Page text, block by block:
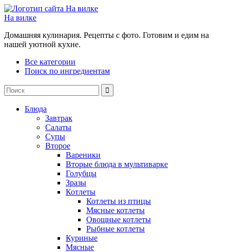
На вилке
Домашняя кулинария. Рецепты с фото. Готовим и едим на
нашей уютной кухне.
Все категории
Поиск по ингредиентам
Блюда
Завтрак
Салаты
Супы
Второе
Вареники
Вторые блюда в мультиварке
Голубцы
Зразы
Котлеты
Котлеты из птицы
Мясные котлеты
Овощные котлеты
Рыбные котлеты
Куриные
Мясные